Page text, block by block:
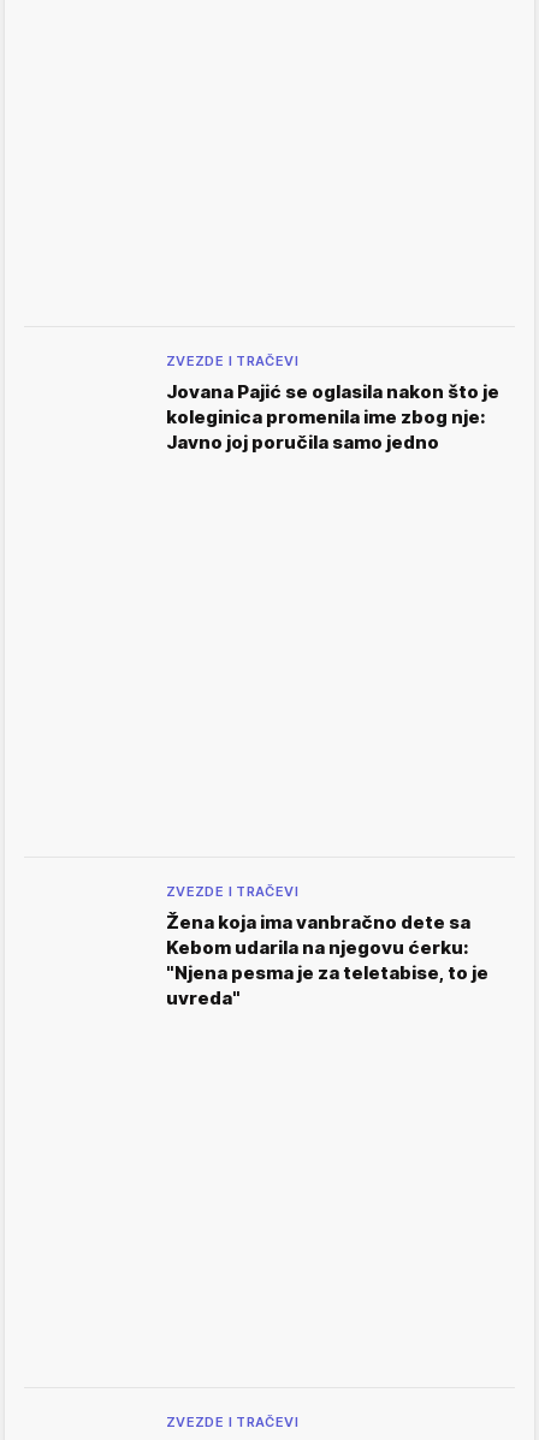
ZVEZDE I TRAČEVI
Jovana Pajić se oglasila nakon što je
koleginica promenila ime zbog nje:
Javno joj poručila samo jedno
ZVEZDE I TRAČEVI
Žena koja ima vanbračno dete sa
Kebom udarila na njegovu ćerku:
"Njena pesma je za teletabise, to je
uvreda"
ZVEZDE I TRAČEVI